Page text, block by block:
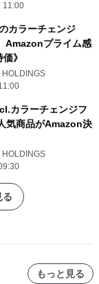
11:00
カラーチェンジ
Amazonプライム感
》
カラーチェンジフ
気商品がAmazon決
る
もっと見る